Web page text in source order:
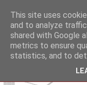
Pax
Blog d'actualité et
This site uses
and to analyze
shared with Google
metrics to ensure
statistics, and to